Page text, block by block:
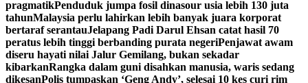
pragmatikPenduduk jumpa fosil dinasour usia lebih 130 juta
tahunMalaysia perlu lahirkan lebih banyak juara korporat
bertaraf serantauJelapang Padi Darul Ehsan catat hasil 70
peratus lebih tinggi berbanding purata negeriPenjawat awam
diseru hayati nilai Jalur Gemilang, bukan sekadar
kibarkanRangka dalam guni disahkan manusia, waris sedang
dikesanPolis tumpaskan ‘Geng Andy’, selesai 10 kes curi rim